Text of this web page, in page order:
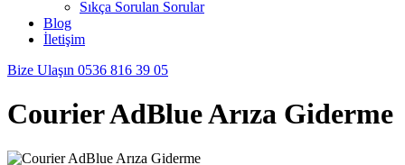
Sıkça Sorulan Sorular
Blog
İletişim
Bize Ulaşın 0536 816 39 05
Courier AdBlue Arıza Giderme